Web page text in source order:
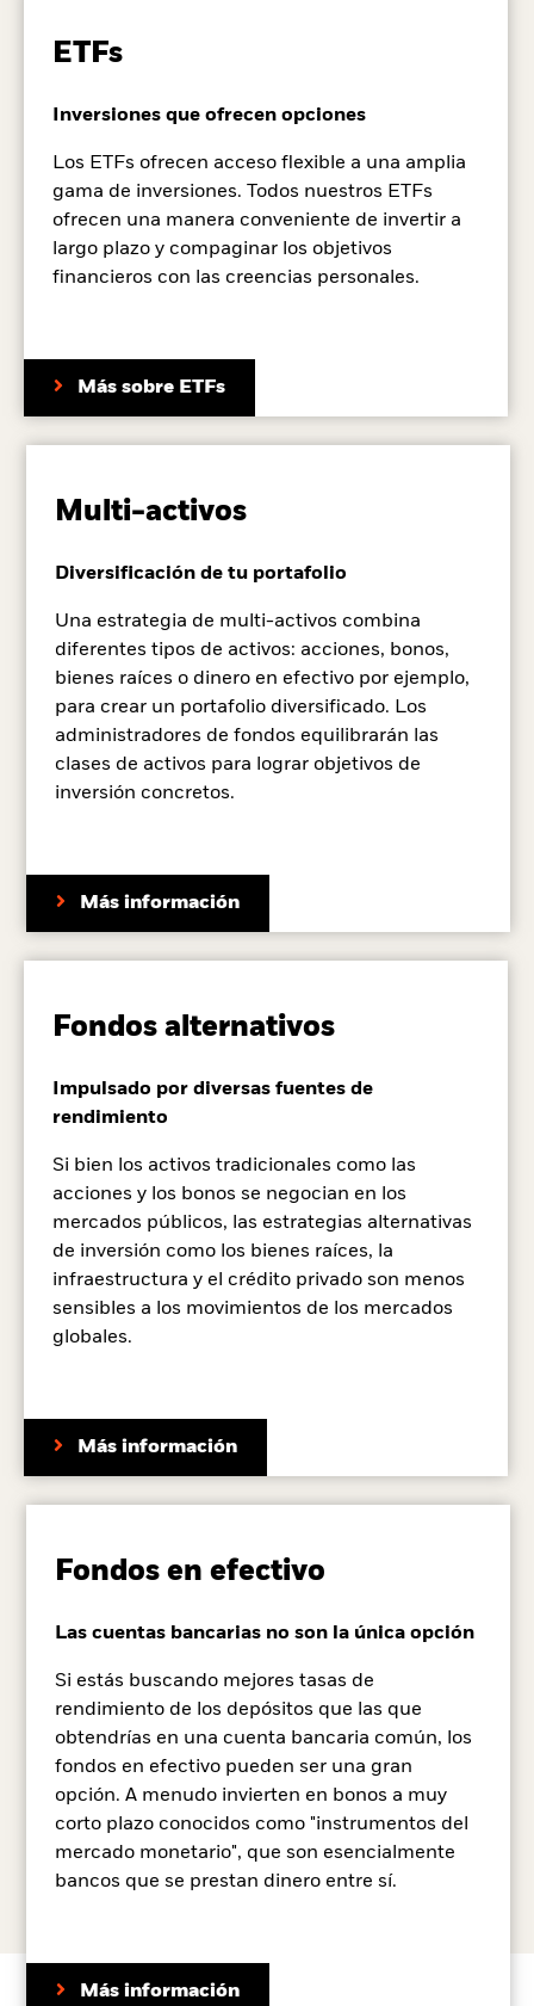
ETFs
Inversiones que ofrecen opciones
Los ETFs ofrecen acceso flexible a una amplia
gama de inversiones. Todos nuestros ETFs
ofrecen una manera conveniente de invertir a
largo plazo y compaginar los objetivos
financieros con las creencias personales.
Más sobre ETFs
Multi-activos
Diversificación de tu portafolio
Una estrategia de multi-activos combina
diferentes tipos de activos: acciones, bonos,
bienes raíces o dinero en efectivo por ejemplo,
para crear un portafolio diversificado. Los
administradores de fondos equilibrarán las
clases de activos para lograr objetivos de
inversión concretos.
Más información
Fondos alternativos
Impulsado por diversas fuentes de
rendimiento
Si bien los activos tradicionales como las
acciones y los bonos se negocian en los
mercados públicos, las estrategias alternativas
de inversión como los bienes raíces, la
infraestructura y el crédito privado son menos
sensibles a los movimientos de los mercados
globales.
Más información
Fondos en efectivo
Las cuentas bancarias no son la única opción
Si estás buscando mejores tasas de
rendimiento de los depósitos que las que
obtendrías en una cuenta bancaria común, los
fondos en efectivo pueden ser una gran
opción. A menudo invierten en bonos a muy
corto plazo conocidos como "instrumentos del
mercado monetario", que son esencialmente
bancos que se prestan dinero entre sí.
Más información